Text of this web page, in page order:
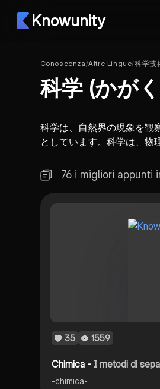
Knowunity
Conoscenza/Altre Lingue/科学技
科学 (かが
科学は、自然界の現象を観
としています。科学は、物
76 i migliori appunti
35 1559
Chimica - I metodi di
-chimica-